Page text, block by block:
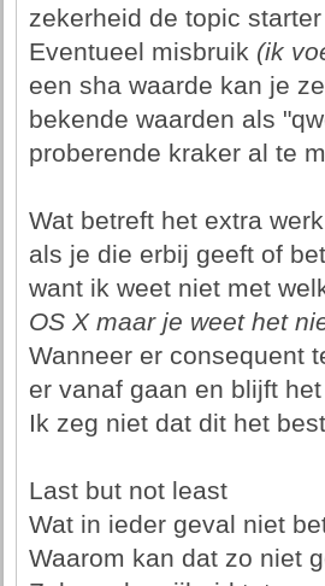
zekerheid de topic
Eventueel misbruik (ik
een sha waarde kan je
bekende waarden als
proberende kraker al te
Wat betreft het extra
als je die erbij geeft of
want ik weet niet met
OS X maar je weet het
Wanneer er consequent
er vanaf gaan en blijft
Ik zeg niet dat dit het
Last but not least
Wat in ieder geval niet
Waarom kan dat zo niet